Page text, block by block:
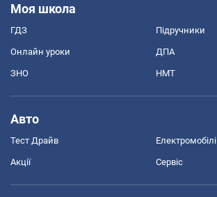
Моя школа
ГДЗ Підручники
Онлайн уроки ДПА
ЗНО НМТ
Авто
Тест Драйв Електромобілі
Акції Сервіс